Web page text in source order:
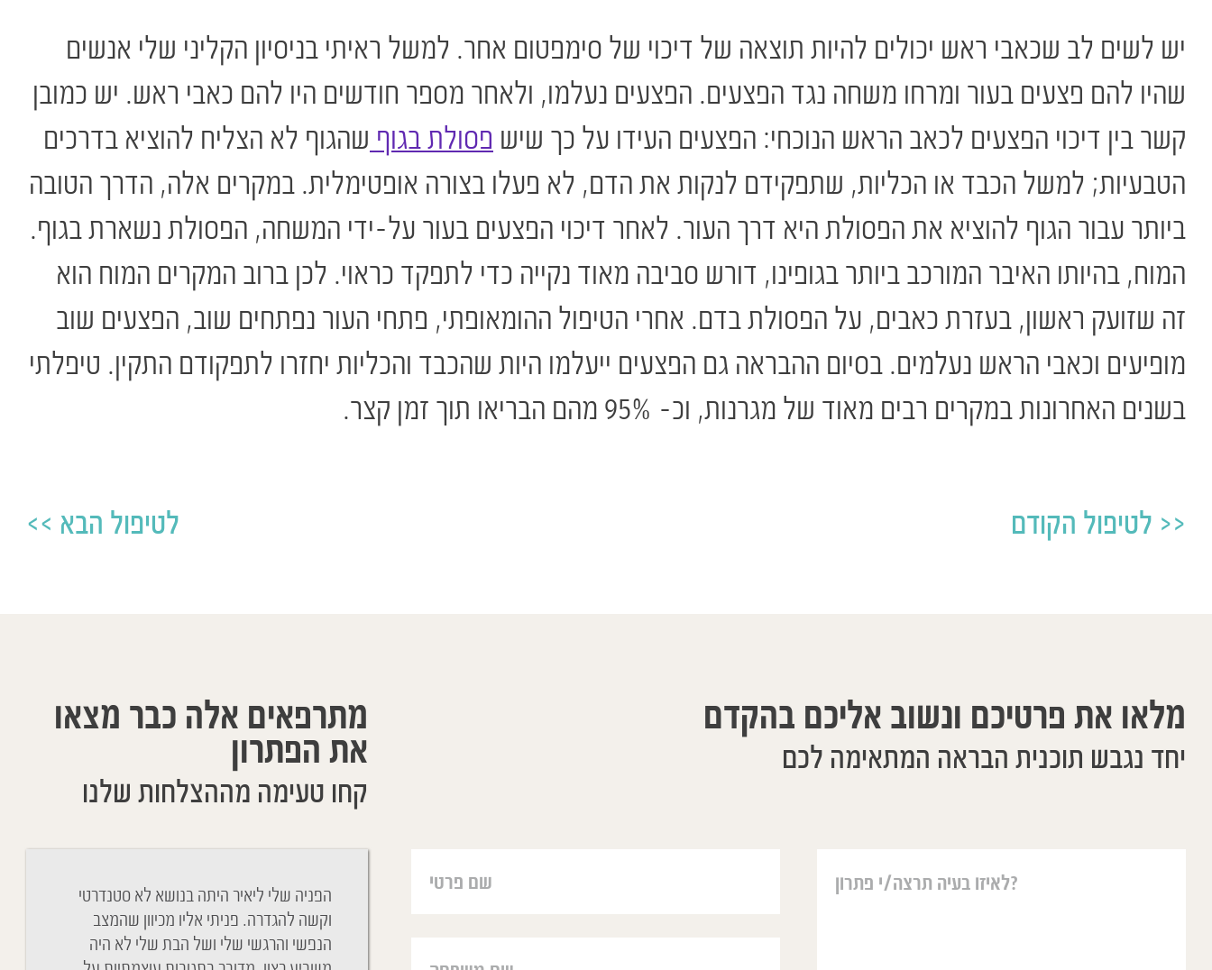
יש לשים לב שכאבי ראש יכולים להיות תוצאה של דיכוי של סימפטום אחר. למשל ראיתי בניסיון הקליני שלי אנשים
שהיו להם פצעים בעור ומרחו משחה נגד הפצעים. הפצעים נעלמו, ולאחר מספר חודשים היו להם כאבי ראש. יש כמובן
קשר בין דיכוי הפצעים לכאב הראש הנוכחי: הפצעים העידו על כך שיש פסולת בגוף שהגוף לא הצליח להוציא בדרכים
הטבעיות; למשל הכבד או הכליות, שתפקידם לנקות את הדם, לא פעלו בצורה אופטימלית. במקרים אלה, הדרך הטובה
ביותר עבור הגוף להוציא את הפסולת היא דרך העור. לאחר דיכוי הפצעים בעור על-ידי המשחה, הפסולת נשארת בגוף.
המוח, בהיותו האיבר המורכב ביותר בגופינו, דורש סביבה מאוד נקייה כדי לתפקד כראוי. לכן ברוב המקרים המוח הוא
זה שזועק ראשון, בעזרת כאבים, על הפסולת בדם. אחרי הטיפול ההומאופתי, פתחי העור נפתחים שוב, הפצעים שוב
מופיעים וכאבי הראש נעלמים. בסיום ההבראה גם הפצעים ייעלמו היות שהכבד והכליות יחזרו לתפקודם התקין. טיפלתי
בשנים האחרונות במקרים רבים מאוד של מגרנות, וכ- 95% מהם הבריאו תוך זמן קצר.
לטיפול הקודם לטיפול הבא
מלאו את פרטיכם ונשוב אליכם בהקדם
יחד נגבש תוכנית הבראה המתאימה לכם
מתרפאים אלה כבר מצאו
את הפתרון
קחו טעימה מההצלחות שלנו
יאיר עזר לנו בהרבה דברים. קשה לתאר בכמה
Cher Yaïr, j'ai eu vos coordonées de la plus
הפניה שלי ליאיר היתה בנושא לא סטנדרטי
וקשה להגדרה. פניתי אליו מכיוון שהמצב
הנפשי והרגשי שלי ושל הבת שלי לא היה